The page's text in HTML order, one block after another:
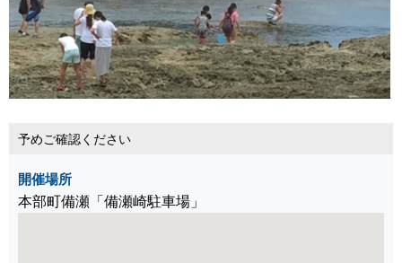
予めご確認ください
開催場所
本部町備瀬「備瀬崎駐車場」